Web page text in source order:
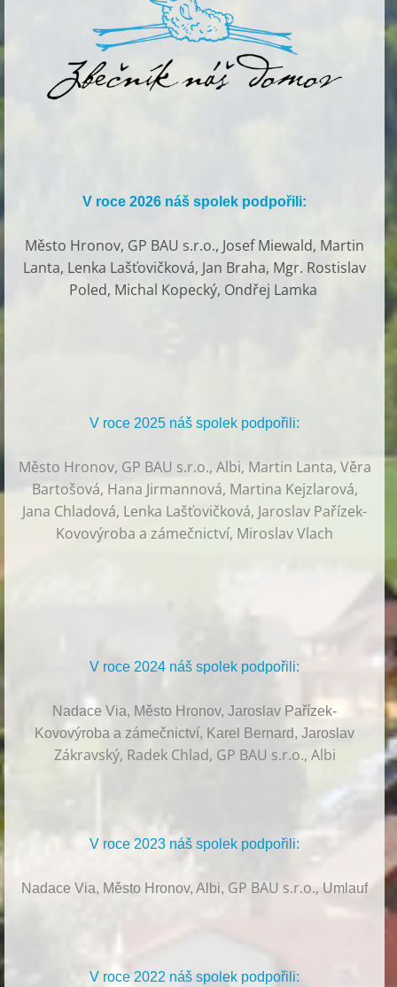
V roce 2026 náš spolek podpořili:
Město Hronov, GP BAU s.r.o., Josef Miewald, Martin
Lanta, Lenka Lašťovičková, Jan Braha, Mgr. Rostislav
Poled, Michal Kopecký, Ondřej Lamka
V roce 2025 náš spolek podpořili:
Město Hronov, GP BAU s.r.o., Albi, Martin Lanta, Věra
Bartošová, Hana Jirmannová, Martina Kejzlarová,
Jana Chladová, Lenka Lašťovičková, Jaroslav Pařízek-
Kovovýroba a zámečnictví, Miroslav Vlach
V roce 2024 náš spolek podpořili:
Nadace Via, Město Hronov, Jaroslav Pařízek-
Kovovýroba a zámečnictví, Karel Bernard, Jaroslav
Zákravský, Radek Chlad, GP BAU s.r.o., Albi
V roce 2023 náš spolek podpořili:
Nadace Via, Město Hronov, Albi, GP BAU s.r.o., Umlauf
V roce 2022 náš spolek podpořili: